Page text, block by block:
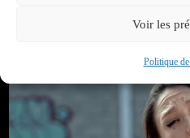
Voir les
Politique